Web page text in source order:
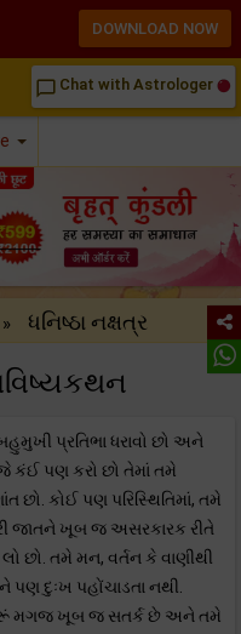
chat_bubble_outline Chat with Astrologer
»
ધનિષ્ઠા નક્ષત્ર
પ્રતિભા ધરાવો છો અને
કંઈ પણ કરો છો તેમાં તમે
છો. કોઈ પણ પરિસ્થિતિમાં, તમે
જાતને ખૂબ જ અસરકારક રીતે
લો છો. તમે મન, વર્તન કે વાણીથી
પણ દુઃખ પહોંચાડતા નથી.
મગજ ખૂબ જ સતર્ક છે અને તમે
DOWNLOAD NOW